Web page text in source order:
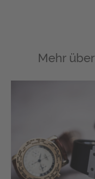
Mehr über